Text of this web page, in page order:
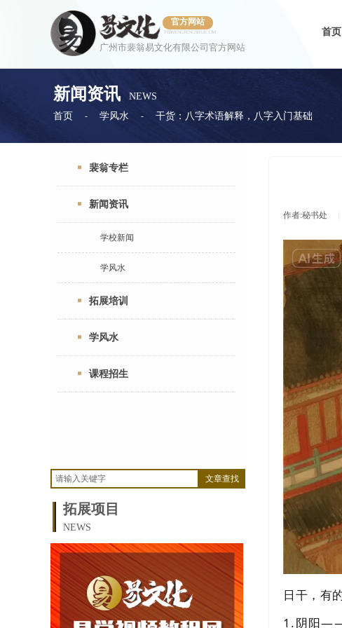
PEIWENGFENGSHUI.COM
官方网站
首页
广州市裴翁易文化有限公司官方网站
新闻资讯
NEWS
首页
- 学风水 - 干货：八字术语解释，八字入门基础
裴翁专栏
新闻资讯
学校新闻
学风水
拓展培训
学风水
课程招生
作者:秘书处
日干，有
1.阴阳——
文章查找
拓展项目
NEWS